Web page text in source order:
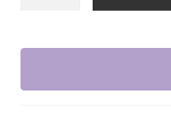
cartera
seguidores